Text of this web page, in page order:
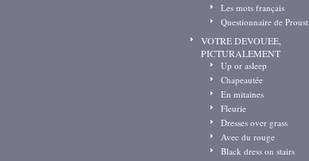
Les mots français
Questionnaire de Proust
VOTRE DEVOUEE,
PICTURALEMENT
Up or asleep
Chapeautée
En mitaines
Fleurie
Dresses over grass
Avec du rouge
Black dress on stairs